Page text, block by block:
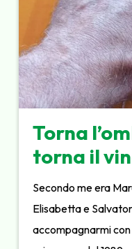
Torna
torna il
Secondo me era
Elisabetta e
accompagnarmi